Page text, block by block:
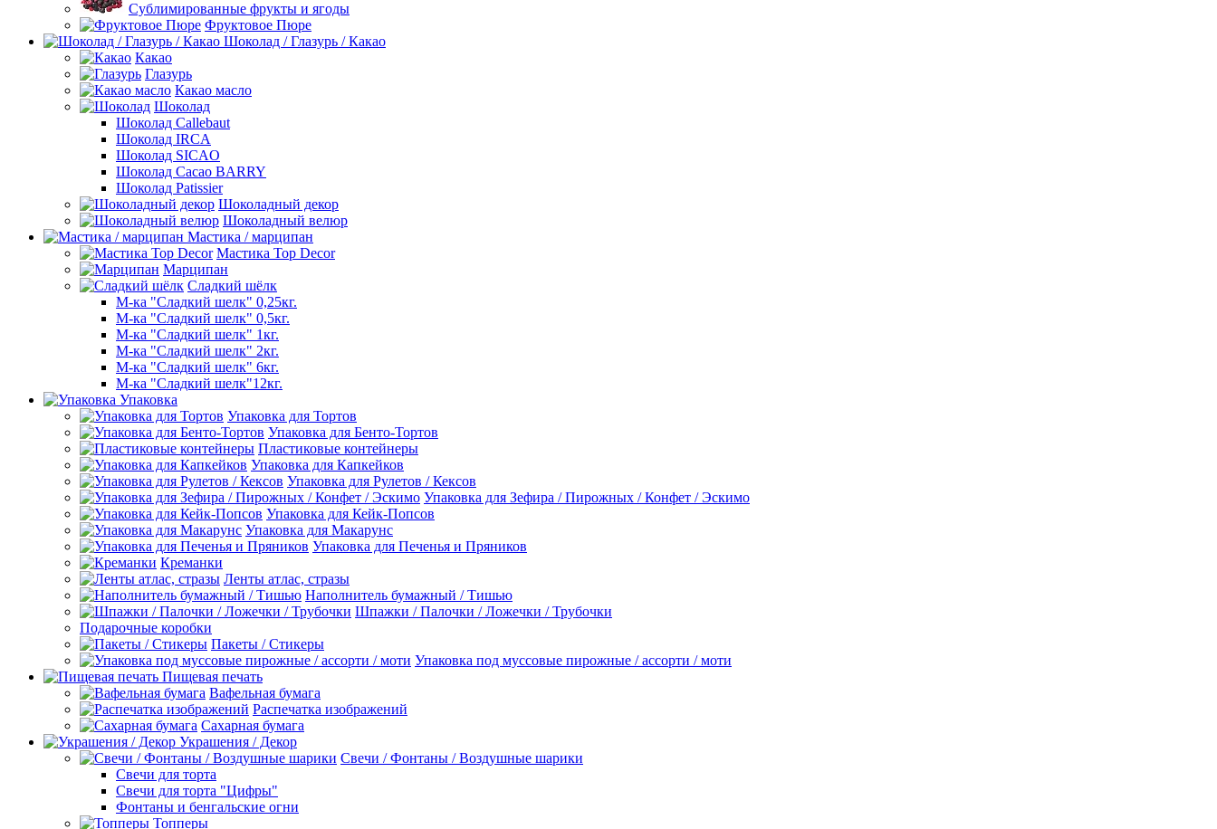
Сублимированные фрукты и ягоды
Фруктовое Пюре
Шоколад / Глазурь / Какао
Какао
Глазурь
Какао масло
Шоколад
Шоколад Callebaut
Шоколад IRCA
Шоколад SICAO
Шоколад Cacao BARRY
Шоколад Patissier
Шоколадный декор
Шоколадный велюр
Мастика / марципан
Мастика Top Decor
Марципан
Сладкий шёлк
М-ка "Сладкий шелк" 0,25кг.
М-ка "Сладкий шелк" 0,5кг.
М-ка "Сладкий шелк" 1кг.
М-ка "Сладкий шелк" 2кг.
М-ка "Сладкий шелк" 6кг.
М-ка "Сладкий шелк"12кг.
Упаковка
Упаковка для Тортов
Упаковка для Бенто-Тортов
Пластиковые контейнеры
Упаковка для Капкейков
Упаковка для Рулетов / Кексов
Упаковка для Зефира / Пирожных / Конфет / Эскимо
Упаковка для Кейк-Попсов
Упаковка для Макарунс
Упаковка для Печенья и Пряников
Креманки
Ленты атлас, стразы
Наполнитель бумажный / Тишью
Шпажки / Палочки / Ложечки / Трубочки
Подарочные коробки
Пакеты / Стикеры
Упаковка под муссовые пирожные / ассорти / моти
Пищевая печать
Вафельная бумага
Распечатка изображений
Сахарная бумага
Украшения / Декор
Свечи / Фонтаны / Воздушные шарики
Свечи для торта
Свечи для торта "Цифры"
Фонтаны и бенгальские огни
Топперы